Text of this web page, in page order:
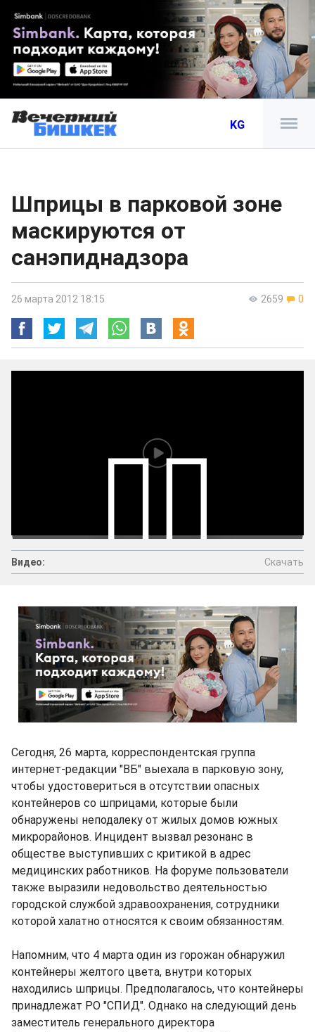
KG
Шприцы в парковой зоне
маскируются от
санэпиднадзора
2659 0
26 марта 2012 18:15
Видео: Скачать
Сегодня, 26 марта, корреспондентская группа
интернет-редакции "ВБ" выехала в парковую зону,
чтобы удостовериться в отсутствии опасных
контейнеров со шприцами, которые были
обнаружены неподалеку от жилых домов южных
микрорайонов. Инцидент вызвал резонанс в
обществе выступивших с критикой в адрес
медицинских работников. На форуме пользователи
также выразили недовольство деятельностью
городской службой здравоохранения, сотрудники
которой халатно относятся к своим обязанностям.
Напомним, что 4 марта один из горожан обнаружил
контейнеры желтого цвета, внутри которых
находились шприцы. Предполагалось, что контейнеры
принадлежат РО "СПИД". Однако на следующий день
заместитель генерального директора